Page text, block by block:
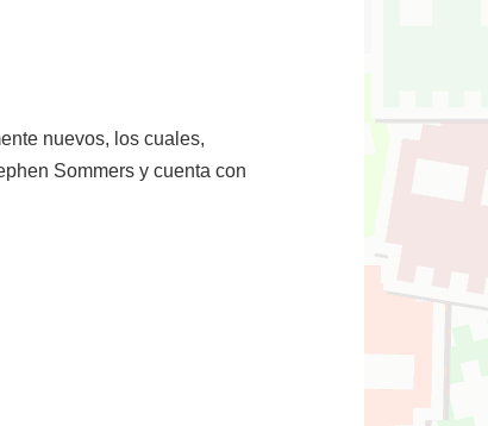
nuevos, los cuales,
Sommers y cuenta con